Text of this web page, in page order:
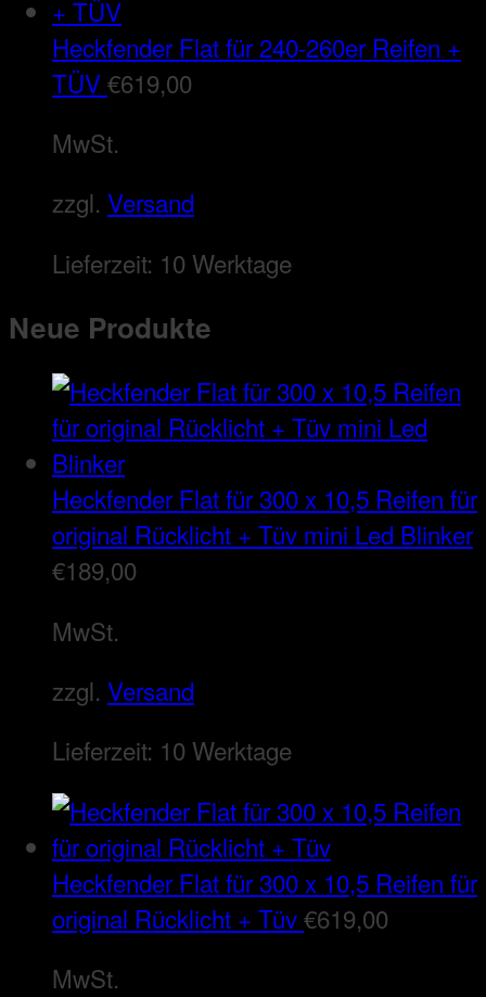
Heckfender Flat für 240-260er Reifen +
TÜV€619,00
MwSt.
zzgl. Versand
Lieferzeit: 10 Werktage
Neue Produkte
Heckfender Flat für 300 x 10,5 Reifen für
original Rücklicht + Tüv mini Led Blinker
€189,00
MwSt.
zzgl. Versand
Lieferzeit: 10 Werktage
Heckfender Flat für 300 x 10,5 Reifen für
original Rücklicht + Tüv€619,00
MwSt.